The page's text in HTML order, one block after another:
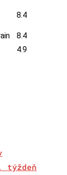
8.4
8.4
4.9
týždeň